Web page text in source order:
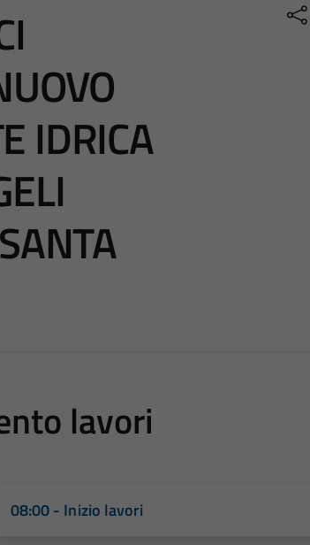
IDRICA
lavori
08:00 - Inizio lavori